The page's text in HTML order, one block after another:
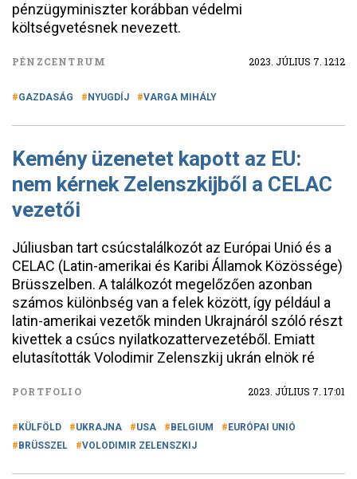
pénzügyminiszter korábban védelmi
költségvetésnek nevezett.
PÉNZCENTRUM 2023. JÚLIUS 7. 12:12
GAZDASÁG NYUGDÍJ VARGA MIHÁLY
Kemény üzenetet kapott az EU:
nem kérnek Zelenszkijből a CELAC
vezetői
Júliusban tart csúcstalálkozót az Európai Unió és a
CELAC (Latin-amerikai és Karibi Államok Közössége)
Brüsszelben. A találkozót megelőzően azonban
számos különbség van a felek között, így például a
latin-amerikai vezetők minden Ukrajnáról szóló részt
kivettek a csúcs nyilatkozattervezetéből. Emiatt
elutasították Volodimir Zelenszkij ukrán elnök ré
PORTFOLIO 2023. JÚLIUS 7. 17:01
KÜLFÖLD UKRAJNA USA BELGIUM
EURÓPAI UNIÓ
BRÜSSZEL
VOLODIMIR ZELENSZKIJ